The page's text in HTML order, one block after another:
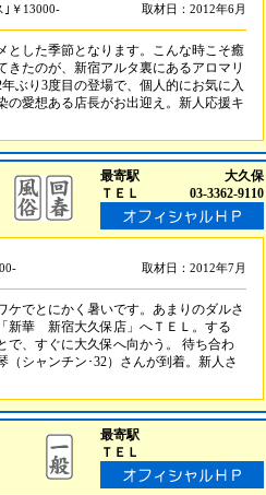
｣￥13000- 取材日：2012年6月
とした季節となります。こんな時こそ癒
たのが、新宿アルタ裏にあるアロマリ
ぶり3度目の登場で、個人的にお気に入
の愛想ある店長がお出迎え。新人応援キ
最寄駅
ＴＥＬ
大久保
03-3362-9110
取材日：2012年7月
でとにかく暑いです。あまりのダルさ
新華 新宿大久保店」へＴＥＬ。する
で、すぐに大久保へ向かう。 待ち合わ
シャンチン･32）さんが到着。新人さ
最寄駅
ＴＥＬ